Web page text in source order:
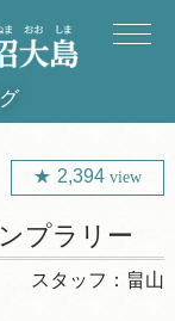
2,394view
プラリー
スタッフ： 畠山